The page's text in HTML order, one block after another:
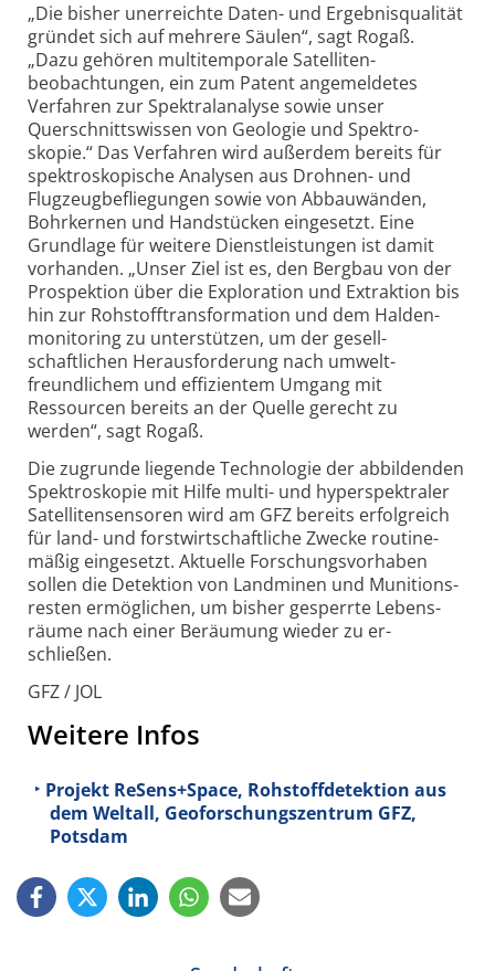
„Die bisher uner­reichte Daten- und Ergebnis­qualität
gründet sich auf mehrere Säulen“, sagt Rogaß.
„Dazu gehören multi­temporale Satelliten­
beobachtungen, ein zum Patent ange­meldetes
Verfahren zur Spektral­analyse sowie unser
Querschnitts­wissen von Geologie und Spektro­
skopie.“ Das Verfahren wird außerdem bereits für
spektro­skopische Analysen aus Drohnen- und
Flugzeug­befliegungen sowie von Abbau­wänden,
Bohr­kernen und Hand­stücken eingesetzt. Eine
Grundlage für weitere Dienst­leistungen ist damit
vorhanden. „Unser Ziel ist es, den Bergbau von der
Pro­spektion über die Explo­ration und Extrakt­ion bis
hin zur Rohstoff­transforma­tion und dem Halden­
monitoring zu unter­stützen, um der gesell­
schaftlichen Heraus­forderung nach umwelt­
freundlichem und effizientem Umgang mit
Ressourcen bereits an der Quelle gerecht zu
werden“, sagt Rogaß.
Die zugrunde liegende Techno­logie der abbildenden
Spektro­skopie mit Hilfe multi- und hyper­spektraler
Satelliten­sensoren wird am GFZ bereits erfolg­reich
für land- und forst­wirtschaft­liche Zwecke routine­
mäßig eingesetzt. Aktuelle Forschungs­vorhaben
sollen die Detektion von Landminen und Munitions­
resten ermögl­ichen, um bisher gesperrte Lebens­
räume nach einer Beräumung wieder zu er­
schließen.
GFZ / JOL
Weitere Infos
Projekt ReSens+Space, Rohstoffdetektion aus
dem Weltall, Geoforschungszentrum GFZ,
Potsdam